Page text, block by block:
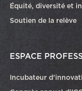
Équité, diversité et
Soutien de la relève
ESPACE
Incubateur